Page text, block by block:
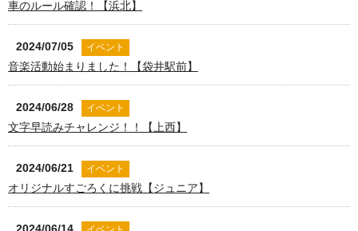
車のルール確認！【浜北】
2024/07/05 イベント
音楽活動始まりました！【袋井駅前】
2024/06/28 イベント
文字早読みチャレンジ！！【上西】
2024/06/21 イベント
オリジナルすごろくに挑戦【ジュニア】